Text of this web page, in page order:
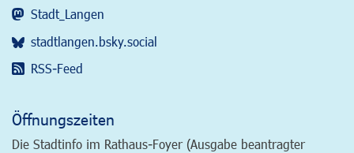
Stadt_Langen
stadtlangen.bsky.social
RSS-Feed
Öffnungszeiten
Die Stadtinfo im Rathaus-Foyer (Ausgabe beantragter